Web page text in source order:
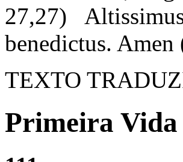
27,27)
benedictus.
TEXTO
Primeira Vida